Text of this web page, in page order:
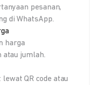
pesanan,
di WhatsApp.
harga
atau jumlah.
QR code atau